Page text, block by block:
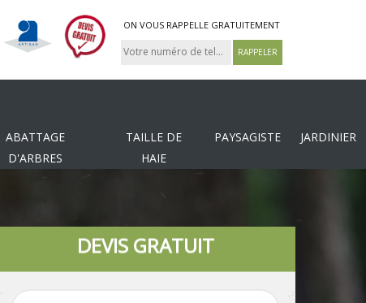
ON VOUS RAPPELLE GRATUITEMENT
ABATTAGE
D'ARBRES
TAILLE DE
HAIE
PAYSAGISTE JARDINIER
DEVIS GRATUIT